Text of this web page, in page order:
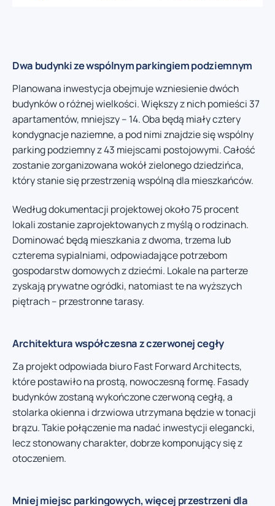
Dwa budynki ze wspólnym parkingiem podziemnym
Planowana inwestycja obejmuje wzniesienie dwóch
budynków o różnej wielkości. Większy z nich pomieści 37
apartamentów, mniejszy – 14. Oba będą miały cztery
kondygnacje naziemne, a pod nimi znajdzie się wspólny
parking podziemny z 43 miejscami postojowymi. Całość
zostanie zorganizowana wokół zielonego dziedzińca,
który stanie się przestrzenią wspólną dla mieszkańców.
Według dokumentacji projektowej około 75 procent
lokali zostanie zaprojektowanych z myślą o rodzinach.
Dominować będą mieszkania z dwoma, trzema lub
czterema sypialniami, odpowiadające potrzebom
gospodarstw domowych z dziećmi. Lokale na parterze
zyskają prywatne ogródki, natomiast te na wyższych
piętrach – przestronne tarasy.
Architektura współczesna z czerwonej cegły
Za projekt odpowiada biuro Fast Forward Architects,
które postawiło na prostą, nowoczesną formę. Fasady
budynków zostaną wykończone czerwoną cegłą, a
stolarka okienna i drzwiowa utrzymana będzie w tonacji
brązu. Takie połączenie ma nadać inwestycji elegancki,
lecz stonowany charakter, dobrze komponujący się z
otoczeniem.
Mniej miejsc parkingowych, więcej przestrzeni dla